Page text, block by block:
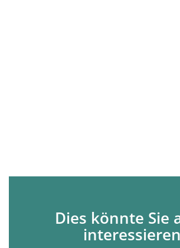
Dies könnte Sie
interessieren